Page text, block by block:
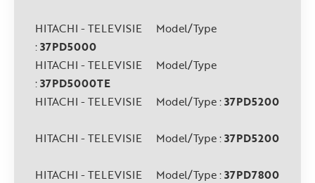
HITACHI - TELEVISIE Model/Type
:37PD5000
HITACHI - TELEVISIE Model/Type
:37PD5000TE
HITACHI - TELEVISIE Model/Type :37PD5200
HITACHI - TELEVISIE Model/Type :37PD5200
HITACHI - TELEVISIE Model/Type :37PD7800